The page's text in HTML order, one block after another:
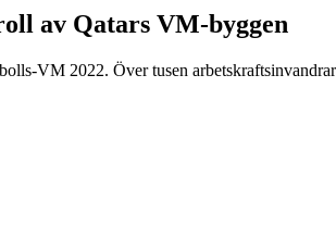
av Qatars VM-byggen
VM 2022. Över tusen